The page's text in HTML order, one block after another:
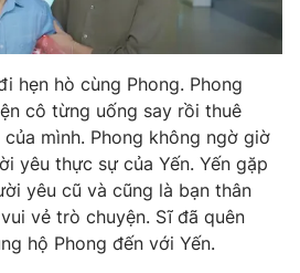
hẹn hò cùng Phong. Phong
cô từng uống say rồi thuê
mình. Phong không ngờ giờ
yêu thực sự của Yến. Yến gặp
yêu cũ và cũng là bạn thân
vẻ trò chuyện. Sĩ đã quên
hộ Phong đến với Yến.